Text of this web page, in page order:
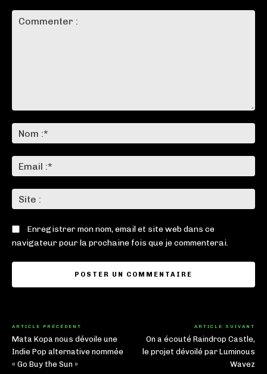
:*
:*
:
Enregistrer mon nom, email et site web dans ce
navigateur pour la prochaine fois que je commenterai.
ARTICLE PRÉCÉDENT
Mata Kopa nous dévoile une
Indie Pop alternative nommée
« Go Buy the Sun »
ARTICLE SUIVANT
On a écouté Raindrop Castle,
le projet dévoilé par Luminous
Wavez